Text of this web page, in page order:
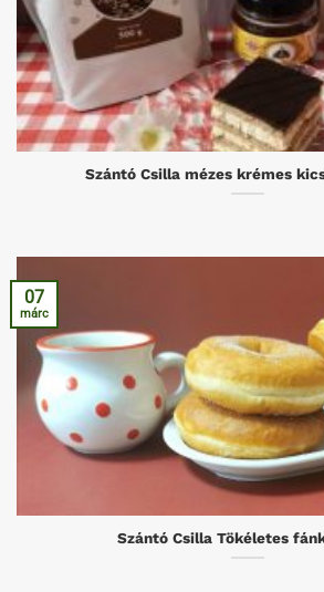
Szántó Csilla mézes krémes
Szántó Csilla Tökéletes
07
márc